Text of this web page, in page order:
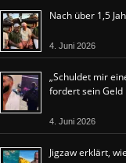
Nach über 1,5
4. Juni 2026
„Schuldet mir
fordert sein Geld
4. Juni 2026
Jigzaw erklärt,